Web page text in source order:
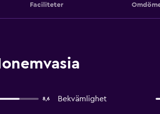
Faciliteter
8,6 Bekvämlighet